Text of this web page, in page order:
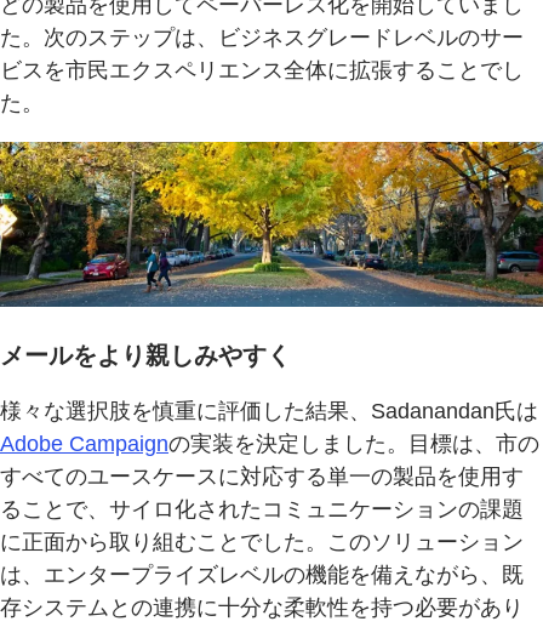
た。次のステップは、ビジネスグレードレベルのサー
ビスを市民エクスペリエンス全体に拡張することでし
た。
メールをより親しみやすく
様々な選択肢を慎重に評価した結果、Sadanandan氏は
Adobe Campaignの実装を決定しました。目標は、市の
すべてのユースケースに対応する単一の製品を使用す
ることで、サイロ化されたコミュニケーションの課題
に正面から取り組むことでした。このソリューション
は、エンタープライズレベルの機能を備えながら、既
存システムとの連携に十分な柔軟性を持つ必要があり